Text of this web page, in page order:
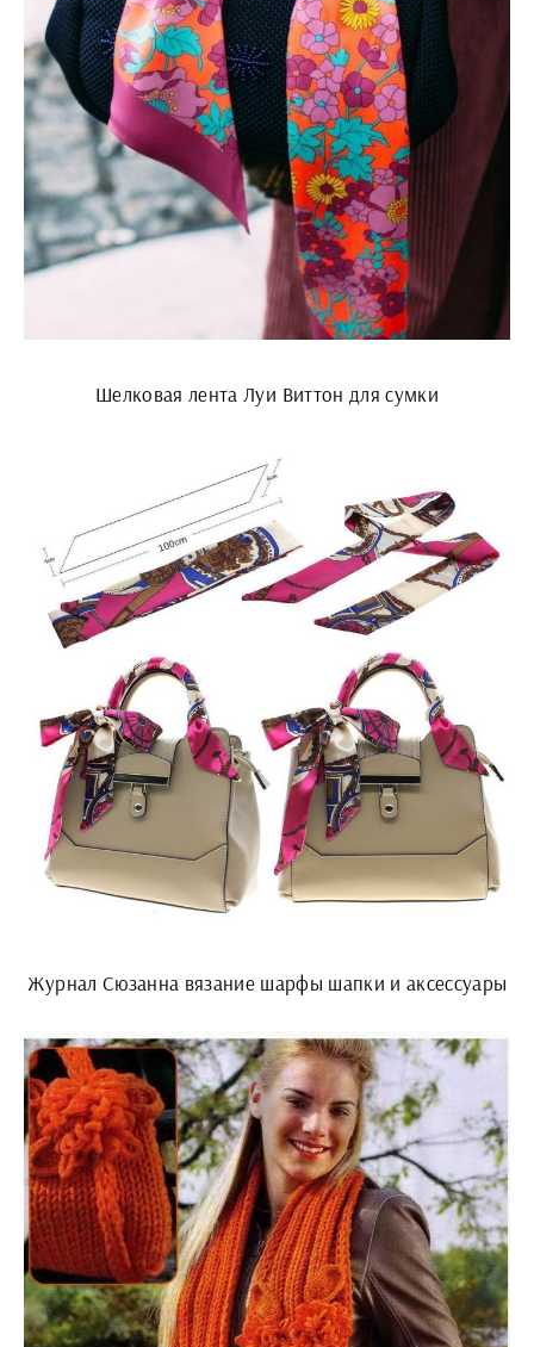
Шелковая лента Луи Виттон для сумки
Журнал Сюзанна вязание шарфы шапки и аксессуары